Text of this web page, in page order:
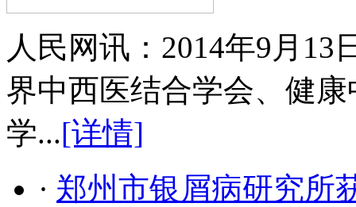
人民网讯：2014年9月
界中西医结合学会、健
学...[详情]
· 郑州市银屑病研究所